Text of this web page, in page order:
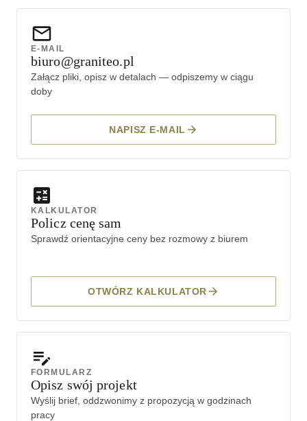
E-MAIL
biuro@graniteo.pl
Załącz pliki, opisz w detalach — odpiszemy w ciągu
doby
NAPISZ E-MAIL
KALKULATOR
Policz cenę sam
Sprawdź orientacyjne ceny bez rozmowy z biurem
OTWÓRZ KALKULATOR
FORMULARZ
Opisz swój projekt
Wyślij brief, oddzwonimy z propozycją w godzinach
pracy